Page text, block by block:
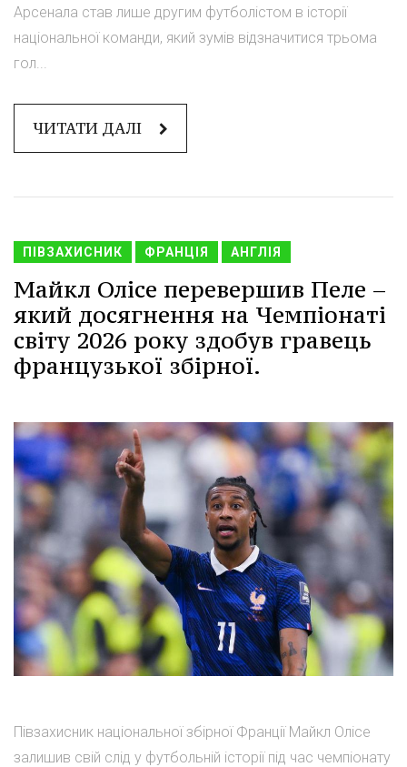
Арсенала став лише другим футболістом в історії
національної команди, який зумів відзначитися трьома
гол...
ЧИТАТИ ДАЛІ
ПІВЗАХИСНИК ФРАНЦІЯ АНГЛІЯ
Майкл Олісе перевершив Пеле –
який досягнення на Чемпіонаті
світу 2026 року здобув гравець
французької збірної.
Півзахисник національної збірної Франції Майкл Олісе
залишив свій слід у футбольній історії під час чемпіонату